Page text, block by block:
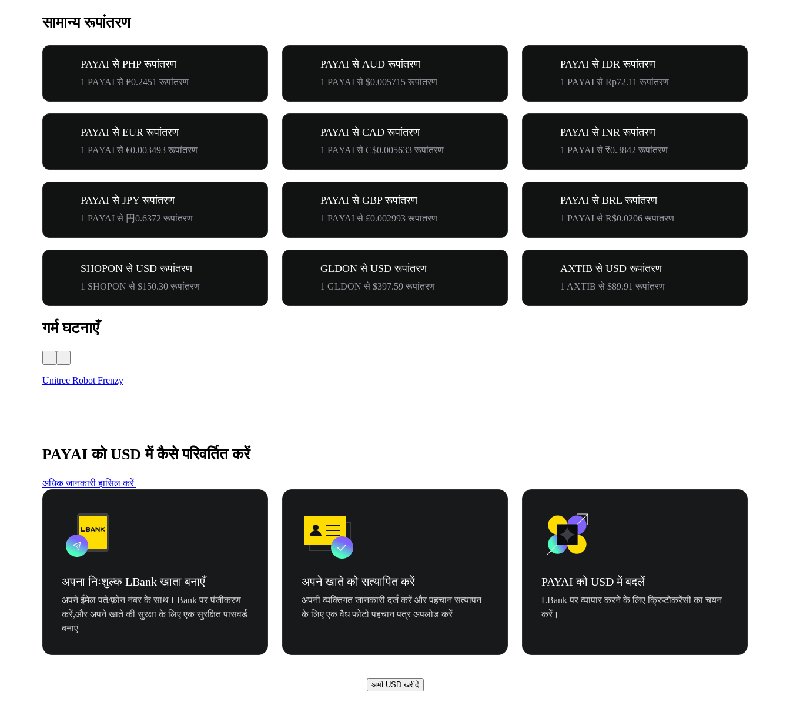
सामान्य रूपांतरण
PAYAI से PHP रूपांतरण
1 PAYAI से ₱0.2451 रूपांतरण
PAYAI से AUD रूपांतरण
1 PAYAI से $0.005715 रूपांतरण
PAYAI से IDR रूपांतरण
1 PAYAI से Rp72.11 रूपांतरण
PAYAI से EUR रूपांतरण
1 PAYAI से €0.003493 रूपांतरण
PAYAI से CAD रूपांतरण
1 PAYAI से C$0.005633 रूपांतरण
PAYAI से INR रूपांतरण
1 PAYAI से ₹0.3842 रूपांतरण
PAYAI से JPY रूपांतरण
1 PAYAI से 円0.6372 रूपांतरण
PAYAI से GBP रूपांतरण
1 PAYAI से £0.002993 रूपांतरण
PAYAI से BRL रूपांतरण
1 PAYAI से R$0.0206 रूपांतरण
SHOPON से USD रूपांतरण
1 SHOPON से $150.30 रूपांतरण
GLDON से USD रूपांतरण
1 GLDON से $397.59 रूपांतरण
AXTIB से USD रूपांतरण
1 AXTIB से $89.91 रूपांतरण
गर्म घटनाएँ
Unitree Robot Frenzy
PAYAI को USD में कैसे परिवर्तित करें
अधिक जानकारी हासिल करें
अपना निःशुल्क LBank खाता बनाएँ
अपने ईमेल पते/फ़ोन नंबर के साथ LBank पर पंजीकरण
करें,और अपने खाते की सुरक्षा के लिए एक सुरक्षित पासवर्ड
बनाएं
अपने खाते को सत्यापित करें
अपनी व्यक्तिगत जानकारी दर्ज करें और पहचान सत्यापन
के लिए एक वैध फोटो पहचान पत्र अपलोड करें
PAYAI को USD में बदलें
LBank पर व्यापार करने के लिए क्रिप्टोकरेंसी का चयन
करें।
अभी USD खरीदें